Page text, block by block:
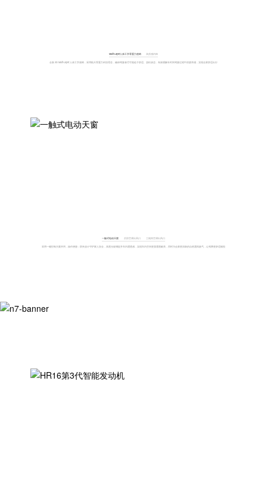
Multi-Layer人体工学零重力座椅 高质感内饰
全新 3D Multi-Layer 人体工学座椅，采用航天零重力科技理念，确保驾驶者尽可能处于舒适、放松状态，有效缓解长时间驾驶过程中的疲劳感，实现全家舒适出行
一触式电动天窗 后排空调出风口 三炮筒空调出风口
采用一键控制天窗开闭，操作便捷；防夹设计守护家人安全，高透光玻璃提升车内通透感，实现车内空间更显通透敞亮，同时为全家更清新的自然通风换气，让驾乘更舒适愉悦